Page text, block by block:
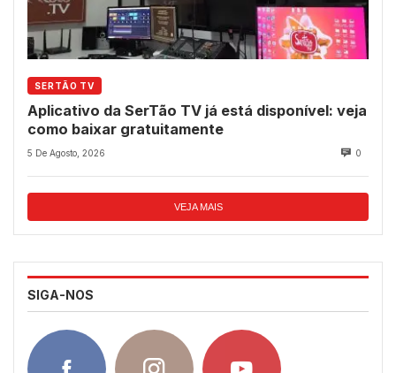
SERTÃO TV
Aplicativo da SerTão TV já está disponível: veja
como baixar gratuitamente
5 De Agosto, 2026 0
VEJA MAIS
SIGA-NOS